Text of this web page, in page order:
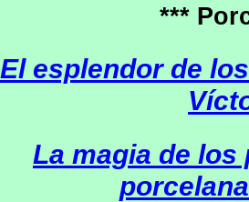
***
El esplendor de
La magia de